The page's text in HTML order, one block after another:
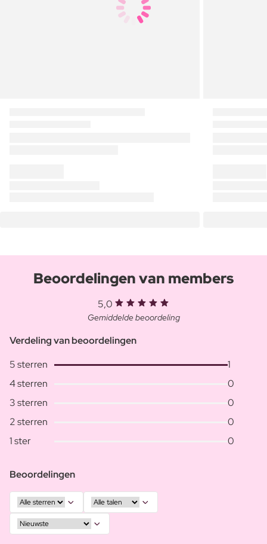
Beoordelingen van members
5,0
Gemiddelde beoordeling
Verdeling van beoordelingen
5 sterren
1
4 sterren
0
3 sterren
0
2 sterren
0
1 ster
0
Beoordelingen